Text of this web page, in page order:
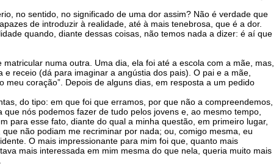
no sentido, no significado de uma dor assim? Não é verdade que
de introduzir à realidade, até à mais tenebrosa, que é a dor.
quando, diante dessas coisas, não temos nada a dizer: é aí que
numa outra. Uma dia, ela foi até a escola com a mãe, mas,
receio (dá para imaginar a angústia dos pais). O pai e a mãe,
coração”. Depois de alguns dias, em resposta a um pedido
do tipo: em que foi que erramos, por que não a compreendemos,
nós podemos fazer de tudo pelos jovens e, ao mesmo tempo,
para esse fato, diante do qual a minha questão, em primeiro lugar,
não podiam me recriminar por nada; ou, comigo mesma, eu
O mais impressionante para mim foi que, quanto mais
mais interessada em mim mesma do que nela, queria muito mais